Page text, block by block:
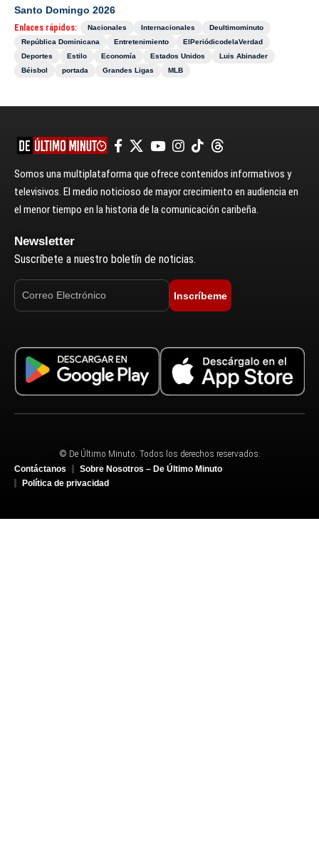
Santo Domingo 2026
Enlaces rápidos: Nacionales Internacionales
Deultimominuto
República Dominicana
Entretenimiento
ElPeriódicodelaVerdad
Deportes
Estilo Economía Estados Unidos
Luis Abinader
Béisbol
portada Grandes Ligas MLB
Somos una multiplataforma que ofrece contenidos informativos y
televisivos. El medio noticioso de mayor crecimiento en audiencia en
el menor tiempo en la historia de la comunicación caribeña.
Newsletter
Suscríbete a nuestro boletín de noticias.
Inscríbeme
© De Último Minuto. Todos los derechos reservados.
Contáctanos
Sobre Nosotros – De Último Minuto
Política de privacidad